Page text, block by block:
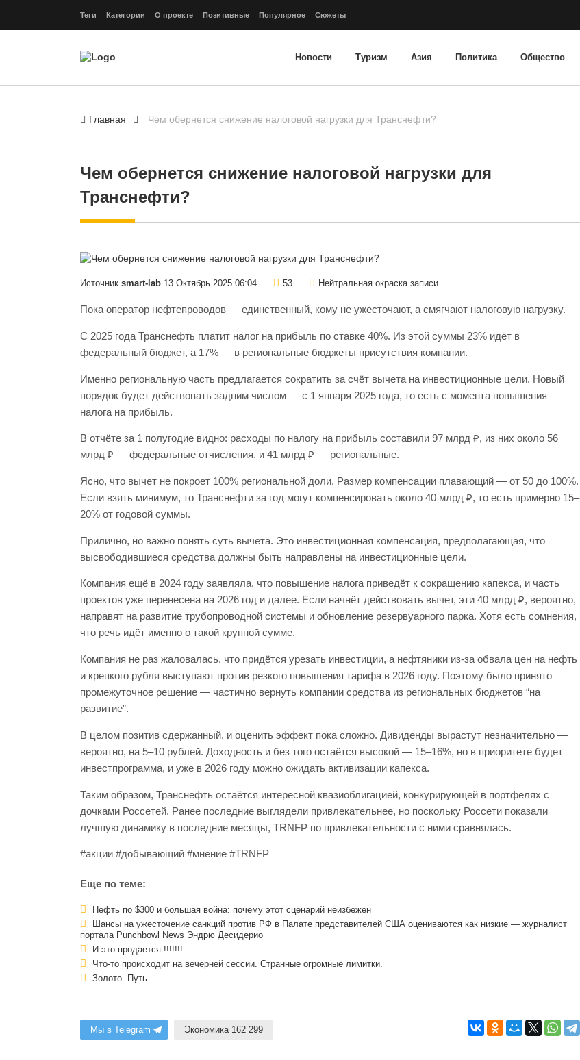
Теги Категории О проекте Позитивные Популярное Сюжеты
Новости Туризм Азия Политика Общество
Главная Чем обернется снижение налоговой нагрузки для Транснефти?
Чем обернется снижение налоговой нагрузки для
Транснефти?
Источник smart-lab 13 Октябрь 2025 06:04 53 Нейтральная окраска записи
Пока оператор нефтепроводов — единственный, кому не ужесточают, а смягчают налоговую нагрузку.
С 2025 года Транснефть платит налог на прибыль по ставке 40%. Из этой суммы 23% идёт в
федеральный бюджет, а 17% — в региональные бюджеты присутствия компании.
Именно региональную часть предлагается сократить за счёт вычета на инвестиционные цели. Новый
порядок будет действовать задним числом — с 1 января 2025 года, то есть с момента повышения
налога на прибыль.
В отчёте за 1 полугодие видно: расходы по налогу на прибыль составили 97 млрд ₽, из них около 56
млрд ₽ — федеральные отчисления, и 41 млрд ₽ — региональные.
Ясно, что вычет не покроет 100% региональной доли. Размер компенсации плавающий — от 50 до 100%.
Если взять минимум, то Транснефти за год могут компенсировать около 40 млрд ₽, то есть примерно 15–
20% от годовой суммы.
Прилично, но важно понять суть вычета. Это инвестиционная компенсация, предполагающая, что
высвободившиеся средства должны быть направлены на инвестиционные цели.
Компания ещё в 2024 году заявляла, что повышение налога приведёт к сокращению капекса, и часть
проектов уже перенесена на 2026 год и далее. Если начнёт действовать вычет, эти 40 млрд ₽, вероятно,
направят на развитие трубопроводной системы и обновление резервуарного парка. Хотя есть сомнения,
что речь идёт именно о такой крупной сумме.
Компания не раз жаловалась, что придётся урезать инвестиции, а нефтяники из-за обвала цен на нефть
и крепкого рубля выступают против резкого повышения тарифа в 2026 году. Поэтому было принято
промежуточное решение — частично вернуть компании средства из региональных бюджетов “на
развитие”.
В целом позитив сдержанный, и оценить эффект пока сложно. Дивиденды вырастут незначительно —
вероятно, на 5–10 рублей. Доходность и без того остаётся высокой — 15–16%, но в приоритете будет
инвестпрограмма, и уже в 2026 году можно ожидать активизации капекса.
Таким образом, Транснефть остаётся интересной квазиоблигацией, конкурирующей в портфелях с
дочками Россетей. Ранее последние выглядели привлекательнее, но поскольку Россети показали
лучшую динамику в последние месяцы, TRNFP по привлекательности с ними сравнялась.
#акции #добывающий #мнение #TRNFP
Еще по теме:
Нефть по $300 и большая война: почему этот сценарий неизбежен
Шансы на ужесточение санкций против РФ в Палате представителей США оцениваются как низкие — журналист
портала Punchbowl News Эндрю Десидерио
И это продается !!!!!!!
Что-то происходит на вечерней сессии. Странные огромные лимитки.
Золото. Путь.
Мы в Telegram Экономика 162 299